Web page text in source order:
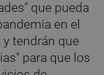
que pueda
en el
tendrán que
para que los